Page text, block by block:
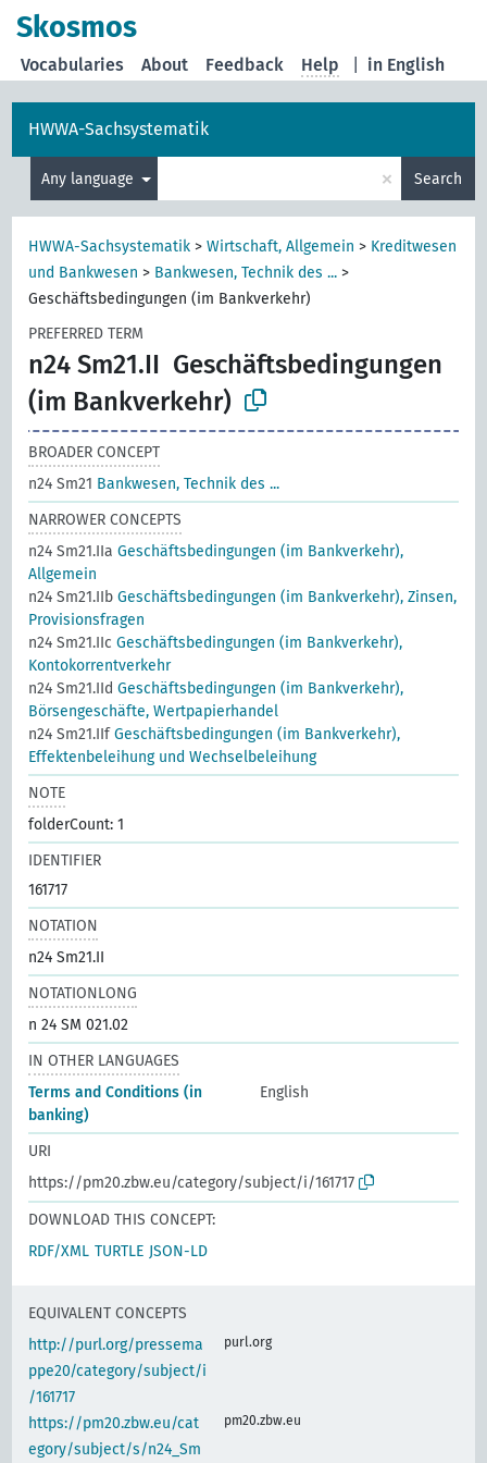
Skosmos
in English
Vocabularies About Feedback Help
HWWA-Sachsystematik
Any language × Search
HWWA-Sachsystematik >Wirtschaft, Allgemein > Kreditwesen
und Bankwesen > Bankwesen, Technik des ... >
Geschäftsbedingungen (im Bankverkehr)
PREFERRED TERM
n24 Sm21.II Geschäftsbedingungen
(im Bankverkehr)
BROADER CONCEPT
n24 Sm21 Bankwesen, Technik des ...
NARROWER CONCEPTS
n24 Sm21.IIaGeschäftsbedingungen (im Bankverkehr),
Allgemein
n24 Sm21.IIbGeschäftsbedingungen (im Bankverkehr), Zinsen,
Provisionsfragen
n24 Sm21.IIcGeschäftsbedingungen (im Bankverkehr),
Kontokorrentverkehr
n24 Sm21.IIdGeschäftsbedingungen (im Bankverkehr),
Börsengeschäfte, Wertpapierhandel
n24 Sm21.IIfGeschäftsbedingungen (im Bankverkehr),
Effektenbeleihung und Wechselbeleihung
NOTE
folderCount: 1
IDENTIFIER
161717
NOTATION
n24 Sm21.II
NOTATIONLONG
n 24 SM 021.02
IN OTHER LANGUAGES
Terms and Conditions (in
banking)
English
URI
https://pm20.zbw.eu/category/subject/i/161717
DOWNLOAD THIS CONCEPT:
RDF/XML TURTLE JSON-LD
EQUIVALENT CONCEPTS
http://purl.org/pressema
ppe20/category/subject/i
/161717
purl.org
https://pm20.zbw.eu/cat
egory/subject/s/n24_Sm
pm20.zbw.eu